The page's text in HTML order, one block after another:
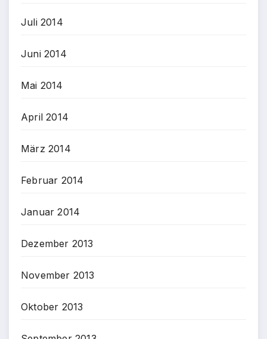
Juli 2014
Juni 2014
Mai 2014
April 2014
März 2014
Februar 2014
Januar 2014
Dezember 2013
November 2013
Oktober 2013